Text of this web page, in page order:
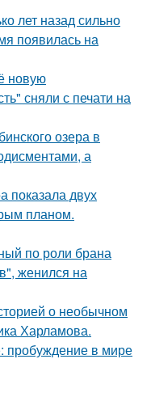
лет назад сильно
появилась на
новую
сняли с печати на
озера в
а
показала двух
планом.
по роли брана
женился на
о необычном
Харламова.
пробуждение в мире